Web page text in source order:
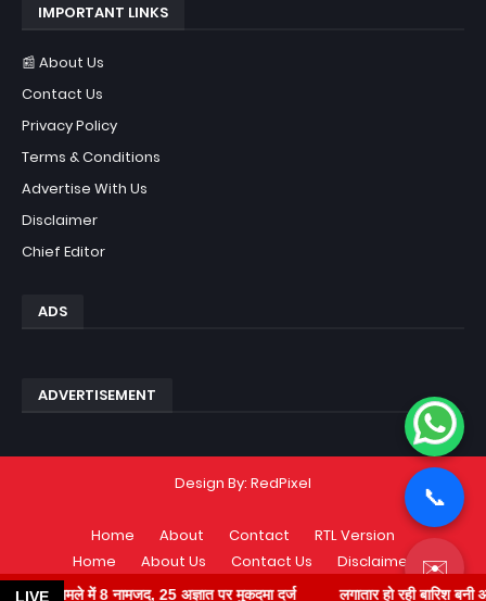
IMPORTANT LINKS
📰 About Us
Contact Us
Privacy Policy
Terms & Conditions
Advertise With Us
Disclaimer
Chief Editor
ADS
LIVE
8 नामजद, 25 अज्ञात पर मुकदमा दर्ज लगातार हो रही बारिश बनी आफत, कच्चा
ADVERTISEMENT
📞
✉️
Design By: RedPixel
Home About Contact
RTL Version
Home
About Us Contact Us
Disclaimer
Privacy Policy
Terms & Conditions